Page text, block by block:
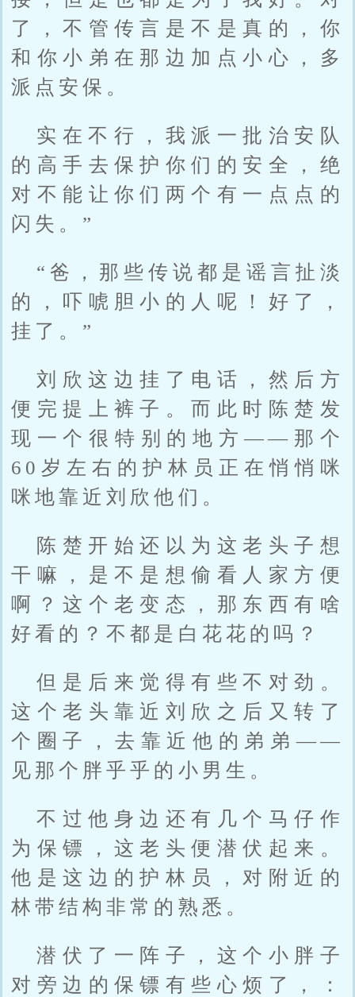
了，不管传言是不是真的，你
和你小弟在那边加点小心，多
派点安保。
实在不行，我派一批治安队
的高手去保护你们的安全，绝
对不能让你们两个有一点点的
闪失。”
“爸，那些传说都是谣言扯淡
的，吓唬胆小的人呢！好了，
挂了。”
刘欣这边挂了电话，然后方
便完提上裤子。而此时陈楚发
现一个很特别的地方——那个
60岁左右的护林员正在悄悄咪
咪地靠近刘欣他们。
陈楚开始还以为这老头子想
干嘛，是不是想偷看人家方便
啊？这个老变态，那东西有啥
好看的？不都是白花花的吗？
但是后来觉得有些不对劲。
这个老头靠近刘欣之后又转了
个圈子，去靠近他的弟弟——
见那个胖乎乎的小男生。
不过他身边还有几个马仔作
为保镖，这老头便潜伏起来。
他是这边的护林员，对附近的
林带结构非常的熟悉。
潜伏了一阵子，这个小胖子
对旁边的保镖有些心烦了，：